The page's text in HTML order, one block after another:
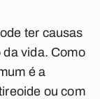
ter causas
vida. Como
é a
ou com